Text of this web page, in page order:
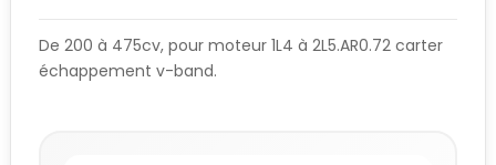
De 200 à 475cv, pour moteur 1L4 à 2L5.AR0.72 carter
échappement v-band.